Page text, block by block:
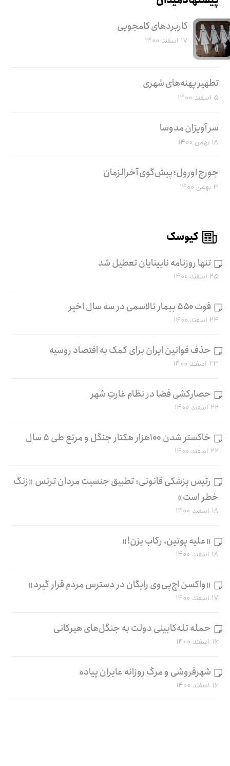
کاربرد‌های کامجویی
۱۷ اسفند ۱۴۰۰
تطهیر پهنه‌های شهری
۵ اسفند ۱۴۰۰
سر آویزان مدوسا
۱۸ بهمن ۱۴۰۰
جورج اورول؛ پیش‌گوی آخرالزمان
۳ بهمن ۱۴۰۰
کیوسک
تنها روزنامه نابینایان تعطیل شد
۲۵ اسفند ۱۴۰۰
فوت ۵۵۰ بیمار تالاسمی در سه سال اخیر
۲۴ اسفند ۱۴۰۰
حذف قوانین ایران برای کمک به اقتصاد روسیه
۲۳ اسفند ۱۴۰۰
حصارکشی فضا در نظام غارتِ شهر
۲۲ اسفند ۱۴۰۰
خاکستر شدن ۱۰۰هزار هکتار جنگل و مرتع طی ۵ سال
۲۲ اسفند ۱۴۰۰
رئیس پزشکی قانونی: تطبیق جنسیت مردان ترنس «زنگ
خطر است»
۱۸ اسفند ۱۴۰۰
«علیه پوتین، رکاب بزن!»
۱۸ اسفند ۱۴۰۰
«واکسن اچ‌پی‌وی رایگان در دسترس مردم قرار گیرد»
۱۷ اسفند ۱۴۰۰
حمله تله‌کابینی دولت به جنگل‌های هیرکانی
۱۶ اسفند ۱۴۰۰
شهرفروشی و مرگ روزانه عابران پیاده
۱۶ اسفند ۱۴۰۰